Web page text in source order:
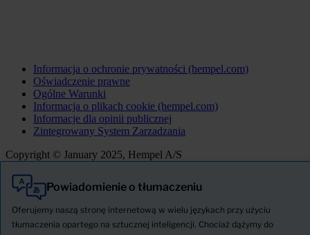
Informacja o ochronie prywatności (hempel.com)
Oświadczenie prawne
Ogólne Warunki
Informacja o plikach cookie (hempel.com)
Informacje dla opinii publicznej
Zintegrowany System Zarzadzania
Copyright © January 2025, Hempel A/S
Powiadomienie o tłumaczeniu
Oferujemy naszą stronę internetową w wielu językach przy użyciu
tłumaczenia opartego na sztucznej inteligencji. Chociaż dążymy do
Wszystkie
Produkty
AKTUALNOŚCI